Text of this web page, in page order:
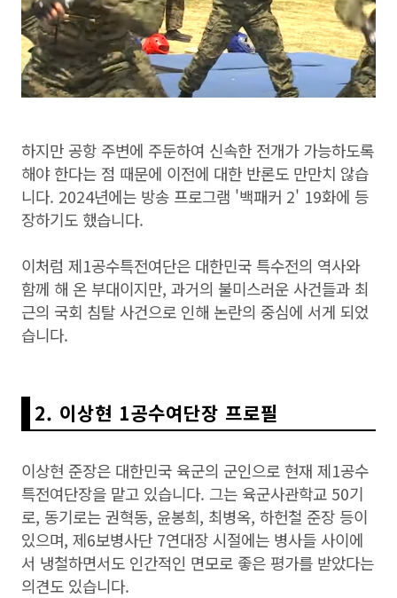
하지만 공항 주변에 주둔하여 신속한 전개가 가능하도록
해야 한다는 점 때문에 이전에 대한 반론도 만만치 않습
니다. 2024년에는 방송 프로그램 '백패커 2' 19화에 등
장하기도 했습니다.
이처럼 제1공수특전여단은 대한민국 특수전의 역사와
함께 해 온 부대이지만, 과거의 불미스러운 사건들과 최
근의 국회 침탈 사건으로 인해 논란의 중심에 서게 되었
습니다.
2. 이상현 1공수여단장 프로필
이상현 준장은 대한민국 육군의 군인으로 현재 제1공수
특전여단장을 맡고 있습니다. 그는 육군사관학교 50기
로, 동기로는 권혁동, 윤봉희, 최병옥, 하헌철 준장 등이
있으며, 제6보병사단 7연대장 시절에는 병사들 사이에
서 냉철하면서도 인간적인 면모로 좋은 평가를 받았다는
의견도 있습니다.